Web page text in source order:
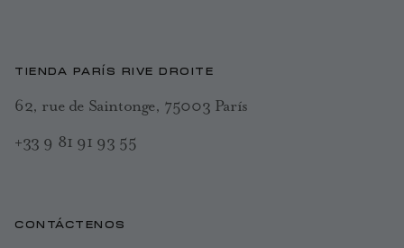
TIENDA PARÍS RIVE DROITE
62, rue de Saintonge, 75003 París
+33 9 81 91 93 55
CONTÁCTENOS